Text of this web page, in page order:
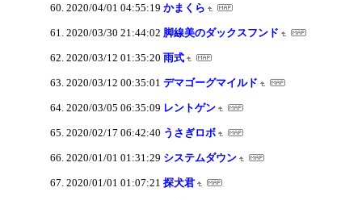
2020/04/01 04:55:19 かまくら
2020/03/30 21:44:02 脚線美のダックスフンド
2020/03/12 01:35:20 雨式
2020/03/12 00:35:01 デマゴーグマイルド
2020/03/05 06:35:09 レントゲン
2020/02/17 06:42:40 うさぎロボ
2020/01/01 01:31:29 システムダウン
2020/01/01 01:07:21 探犬君